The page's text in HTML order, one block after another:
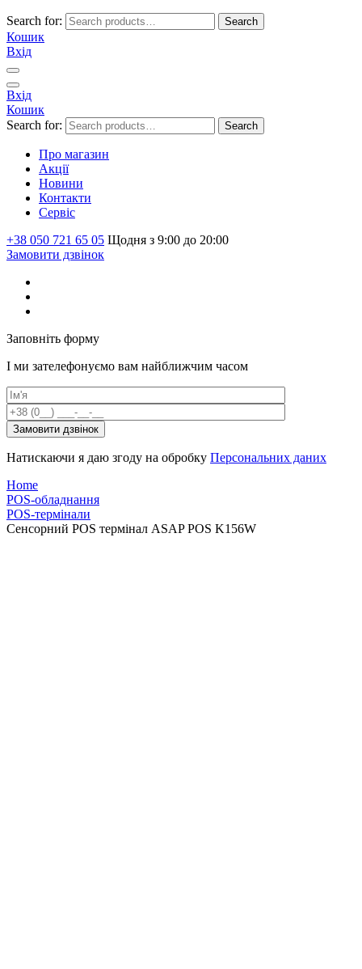
Search for: Search
Кошик
Вхід
Вхід
Кошик
Search for:
Search
Про магазин
Акції
Новини
Контакти
Сервіс
+38 050 721 65 05 Щодня з 9:00 до 20:00
Замовити дзвінок
Заповнiть форму
I ми зателефонуємо вам найближчим часом
Натискаючи я даю згоду на обробку Персональних даних
Home
POS-обладнання
POS-термінали
Сенсорний POS термінал ASAP POS K156W